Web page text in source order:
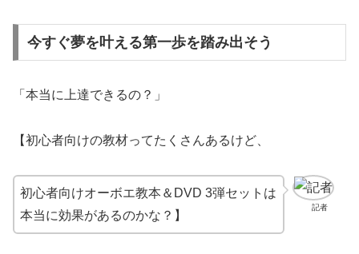
今すぐ夢を叶える第一歩を踏み出そう
「本当に上達できるの？」
【初心者向けの教材ってたくさんあるけど、
記者
初心者向けオーボエ教本＆DVD 3弾セットは
本当に効果があるのかな？】